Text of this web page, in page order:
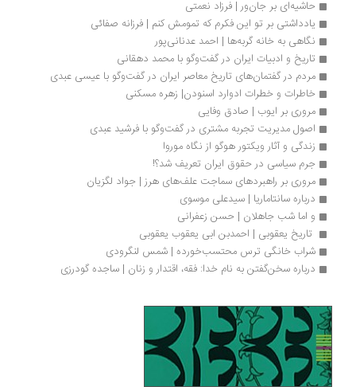
حاشیه‌ای بر جان‌ور | فرزاد نعمتی
یادداشتی بر تو این فکرم که تمومش کنم | فرزانه صفائی
نگاهی به خانه گربه‌ها | احمد عدنانی‌پور
تاریخ و ادبیات ایران در گفت‌وگو با محمد دهقانی
مردم در گفتمان‌های تاریخ معاصر ایران در گفت‌وگو با عیسی عبدی
خاطرات و خطرات ادوارد اسنودن| زهره مسکنی
مروری بر ایوب | صادق وفایی
اصول مدیریت تجربه مشتری در گفت‌وگو با فرشید عبدی
زندگی و آثار ویکتور هوگو از نگاه موروا
جرم سیاسی در حقوق ایران تعریف شد؟!
مروری بر راهبردهای سماجت علف‌های هرز | جواد لگزیان
درباره سانتاماریا | سیدعلی موسوی
و اما شب جاهلان | حسن زعفرانی
تاریخ یعقوبی | احمدبن ابی یعقوب یعقوبی
شراب خانگی ترس محتسب‌خورده | شمس لنگرودی
درباره سخن‌گفتن به نام خدا: فقه، اقتدار و زنان | ساجده گودرزی